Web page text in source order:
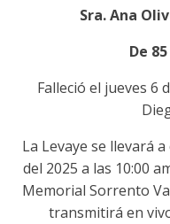
Sra. Ana
De
Falleció el jueves 6
La Levaye se llevará
del 2025 a las 10:00
Memorial Sorrento
transmitirá en